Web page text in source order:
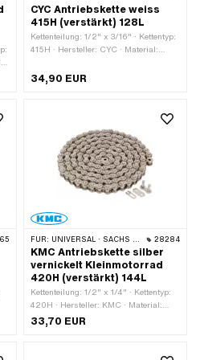
CYC Antriebskette weiss
415H (verstärkt) 128L
Kettenteilung: 1/2" x 3/16" · Kettentyp:
415H · Hersteller: CYC · Material:
Kettenglieder: 128 Stk. · Abrollumfang:
1626 mm · Kettenschloss-Art:
34,90 EUR
FÜR: UNIVERSAL · SACHS · KREIDLER 28284
KMC Antriebskette silber
vernickelt Kleinmotorrad
420H (verstärkt) 144L
Kettenteilung: 1/2" x 1/4" · Kettentyp:
420H · Hersteller: KMC · Material:
Stahl · Farbe: silber · Anzahl
Kettenglieder: 144 Stk. · Abrollumfang:
33,70 EUR